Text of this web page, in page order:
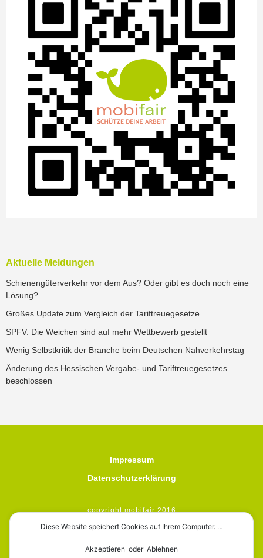
Aktuelle Meldungen
Schienengüterverkehr vor dem Aus? Oder gibt es doch noch eine
Lösung?
Großes Update zum Vergleich der Tariftreuegesetze
SPFV: Die Weichen sind auf mehr Wettbewerb gestellt
Wenig Selbstkritik der Branche beim Deutschen Nahverkehrstag
Änderung des Hessischen Vergabe- und Tariftreuegesetzes
beschlossen
Impressum
Datenschutzerklärung
copyright mobifair 2016
Diese Website speichert Cookies auf Ihrem Computer. …
Akzeptieren oder Ablehnen